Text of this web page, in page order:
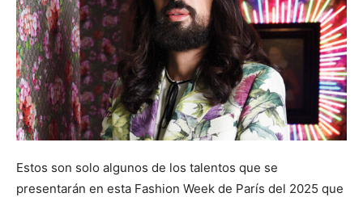
Estos son solo algunos de los talentos que se
presentarán en esta Fashion Week de París del 2025 que